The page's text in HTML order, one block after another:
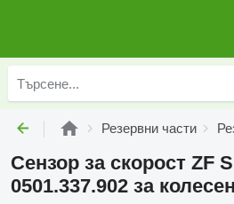
Резервни части
Сензор за скорост ZF
0501.337.902 за